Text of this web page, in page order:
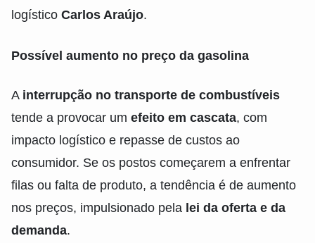
logístico Carlos Araújo.
Possível aumento no preço da gasolina
A interrupção no transporte de combustíveis
tende a provocar um efeito em cascata, com
impacto logístico e repasse de custos ao
consumidor. Se os postos começarem a enfrentar
filas ou falta de produto, a tendência é de aumento
nos preços, impulsionado pela lei da oferta e da
demanda.